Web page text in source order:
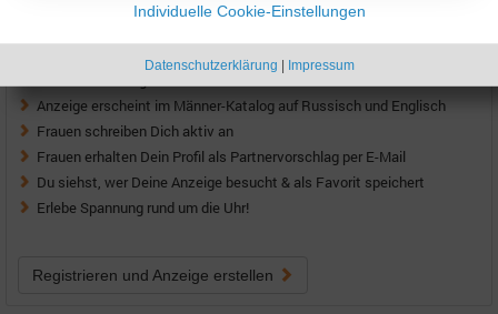
Anzeige erscheint im Männer-Katalog auf Russisch und Englisch
Frauen schreiben Dich aktiv an
Frauen erhalten Dein Profil als Partnervorschlag per E-Mail
Du siehst, wer Deine Anzeige besucht & als Favorit speichert
Erlebe Spannung rund um die Uhr!
Registrieren und Anzeige erstellen
Individuelle Cookie-Einstellungen
Datenschutzerklärung | Impressum